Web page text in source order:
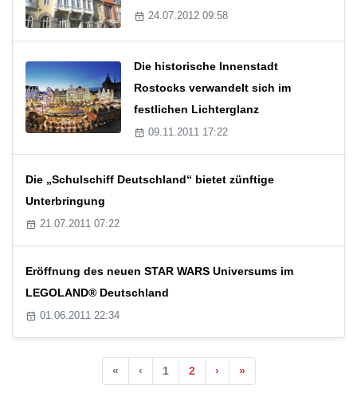
24.07.2012 09:58
Die historische Innenstadt
Rostocks verwandelt sich im
festlichen Lichterglanz
09.11.2011 17:22
Die „Schulschiff Deutschland“ bietet zünftige
Unterbringung
21.07.2011 07:22
Eröffnung des neuen STAR WARS Universums im
LEGOLAND® Deutschland
01.06.2011 22:34
« ‹ 1 2 › »